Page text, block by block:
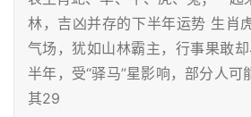
林，吉凶并存的下半年运势 生肖
气场，犹如山林霸主，行事果敢
半年，受“驿马”星影响，部分人可
其29